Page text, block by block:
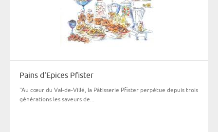
Pains d'Epices Pfister
"Au cœur du Val-de-Villé, la Pâtisserie Pfister perpétue depuis trois
générations les saveurs de...